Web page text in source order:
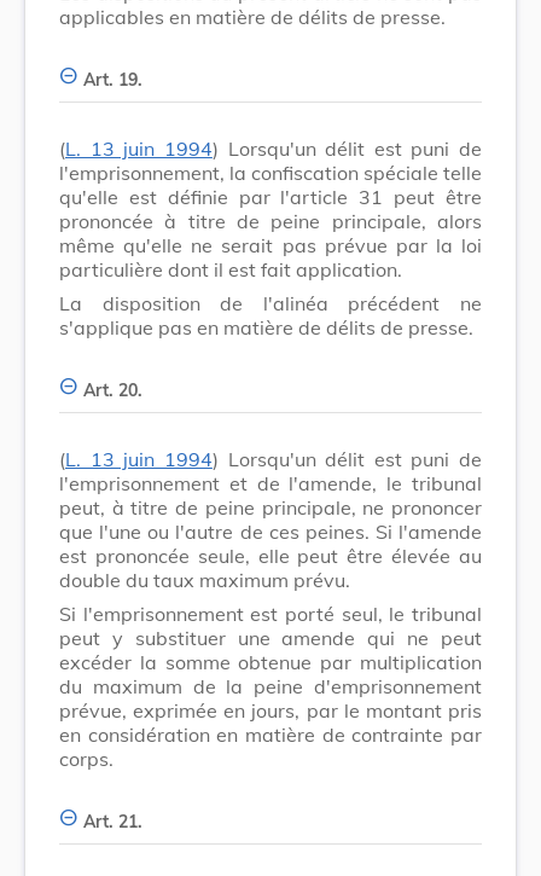
applicables en matière de délits de presse.
Art. 19.
(L. 13 juin 1994) Lorsqu'un délit est puni de
l'emprisonnement, la confiscation spéciale telle
qu'elle est définie par l'article 31 peut être
prononcée à titre de peine principale, alors
même qu'elle ne serait pas prévue par la loi
particulière dont il est fait application.
La disposition de l'alinéa précédent ne
s'applique pas en matière de délits de presse.
Art. 20.
(L. 13 juin 1994) Lorsqu'un délit est puni de
l'emprisonnement et de l'amende, le tribunal
peut, à titre de peine principale, ne prononcer
que l'une ou l'autre de ces peines. Si l'amende
est prononcée seule, elle peut être élevée au
double du taux maximum prévu.
Si l'emprisonnement est porté seul, le tribunal
peut y substituer une amende qui ne peut
excéder la somme obtenue par multiplication
du maximum de la peine d'emprisonnement
prévue, exprimée en jours, par le montant pris
en considération en matière de contrainte par
corps.
Art. 21.